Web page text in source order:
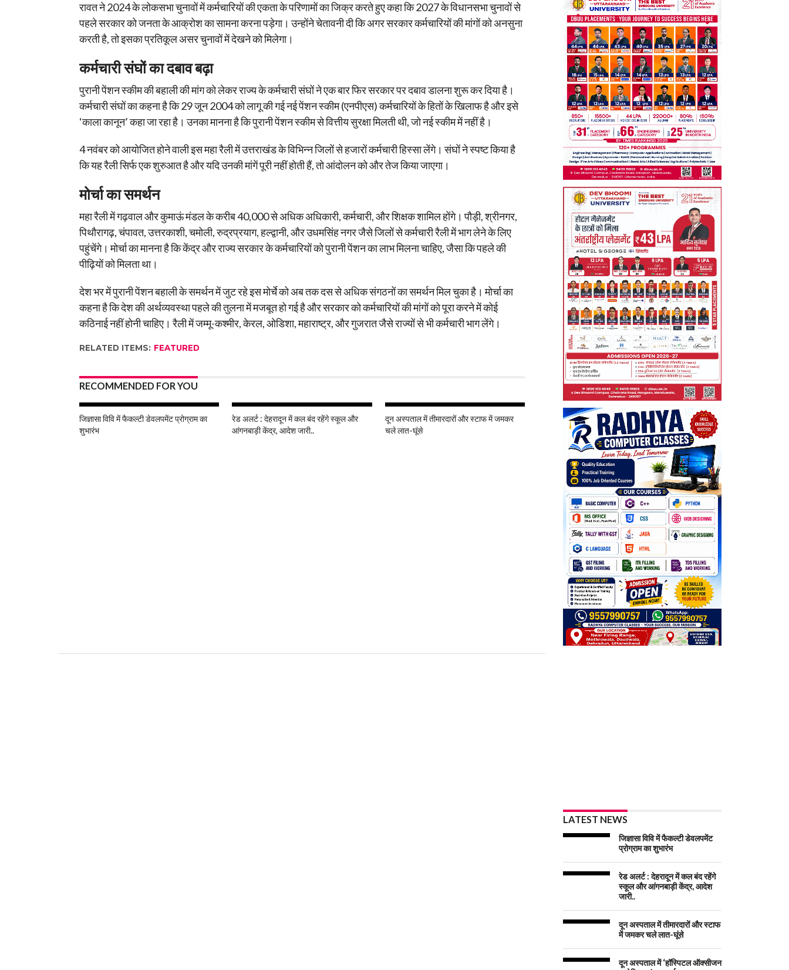
रावत ने 2024 के लोकसभा चुनावों में कर्मचारियों की एकता के परिणामों का जिक्र करते हुए कहा कि 2027 के विधानसभा चुनावों से
पहले सरकार को जनता के आक्रोश का सामना करना पड़ेगा। उन्होंने चेतावनी दी कि अगर सरकार कर्मचारियों की मांगों को अनसुना
करती है, तो इसका प्रतिकूल असर चुनावों में देखने को मिलेगा।
कर्मचारी संघों का दबाव बढ़ा
पुरानी पेंशन स्कीम की बहाली की मांग को लेकर राज्य के कर्मचारी संघों ने एक बार फिर सरकार पर दबाव डालना शुरू कर दिया है।
कर्मचारी संघों का कहना है कि 29 जून 2004 को लागू की गई नई पेंशन स्कीम (एनपीएस) कर्मचारियों के हितों के खिलाफ है और इसे
‘काला कानून’ कहा जा रहा है। उनका मानना है कि पुरानी पेंशन स्कीम से वित्तीय सुरक्षा मिलती थी, जो नई स्कीम में नहीं है।
4 नवंबर को आयोजित होने वाली इस महा रैली में उत्तराखंड के विभिन्न जिलों से हजारों कर्मचारी हिस्सा लेंगे। संघों ने स्पष्ट किया है
कि यह रैली सिर्फ एक शुरुआत है और यदि उनकी मांगें पूरी नहीं होती हैं, तो आंदोलन को और तेज किया जाएगा।
मोर्चा का समर्थन
महा रैली में गढ़वाल और कुमाऊं मंडल के करीब 40,000 से अधिक अधिकारी, कर्मचारी, और शिक्षक शामिल होंगे। पौड़ी, श्रीनगर,
पिथौरागढ़, चंपावत, उत्तरकाशी, चमोली, रुद्रप्रयाग, हल्द्वानी, और उधमसिंह नगर जैसे जिलों से कर्मचारी रैली में भाग लेने के लिए
पहुंचेंगे। मोर्चा का मानना है कि केंद्र और राज्य सरकार के कर्मचारियों को पुरानी पेंशन का लाभ मिलना चाहिए, जैसा कि पहले की
पीढ़ियों को मिलता था।
देश भर में पुरानी पेंशन बहाली के समर्थन में जुट रहे इस मोर्चे को अब तक दस से अधिक संगठनों का समर्थन मिल चुका है। मोर्चा का
कहना है कि देश की अर्थव्यवस्था पहले की तुलना में मजबूत हो गई है और सरकार को कर्मचारियों की मांगों को पूरा करने में कोई
कठिनाई नहीं होनी चाहिए। रैली में जम्मू-कश्मीर, केरल, ओडिशा, महाराष्ट्र, और गुजरात जैसे राज्यों से भी कर्मचारी भाग लेंगे।
RELATED ITEMS: FEATURED
RECOMMENDED FOR YOU
जिज्ञासा विवि में फैकल्टी डेवलपमेंट प्रोग्राम का
शुभारंभ
रेड अलर्ट : देहरादून में कल बंद रहेंगे स्कूल और
आंगनबाड़ी केंद्र, आदेश जारी..
दून अस्पताल में तीमारदारों और स्टाफ में जमकर
चले लात-घूंसे
LATEST NEWS
जिज्ञासा विवि में फैकल्टी डेवलपमेंट
प्रोग्राम का शुभारंभ
रेड अलर्ट : देहरादून में कल बंद रहेंगे
स्कूल और आंगनबाड़ी केंद्र, आदेश
जारी..
दून अस्पताल में तीमारदारों और स्टाफ
में जमकर चले लात-घूंसे
दून अस्पताल में ‘हॉस्पिटल ऑक्सीजन